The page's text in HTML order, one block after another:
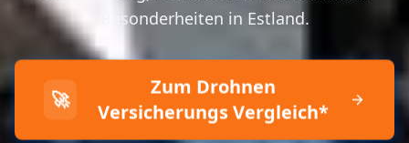
Besonderheiten in Estland.
🚀
Zum Drohnen
Versicherungs Vergleich*